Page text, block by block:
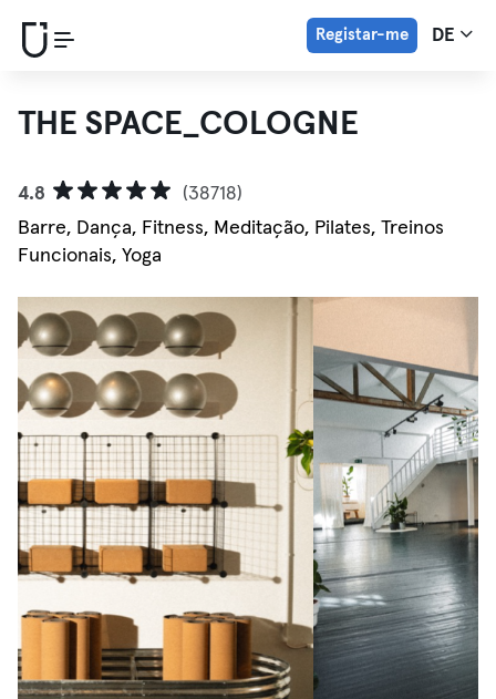
Registar-me DE
THE SPACE_COLOGNE
4.8
(38718)
Barre, Dança, Fitness, Meditação, Pilates, Treinos
Funcionais, Yoga